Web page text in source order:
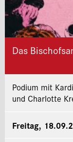
Das
Podium mit
und Charlotte
Freitag,